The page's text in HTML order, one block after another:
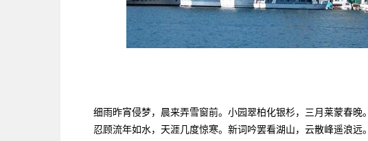
细雨昨宵侵梦，晨来弄雪窗前。小园翠柏化银杉，三月莱蒙春晚。
忍顾流年如水，天涯几度惊寒。新词吟罢看湖山，云散峰遥浪远。